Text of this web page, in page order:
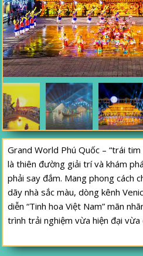
Grand World Phú Quốc – “trái
là thiên đường giải trí và khám
phải say đắm. Mang phong cách
dãy nhà sắc màu, dòng kênh
diễn “Tinh hoa Việt Nam” mãn
trình trải nghiệm vừa hiện đại vừa